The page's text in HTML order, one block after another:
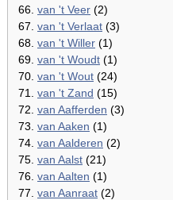
66. van 't Veer (2)
67. van 't Verlaat (3)
68. van 't Willer (1)
69. van 't Woudt (1)
70. van 't Wout (24)
71. van 't Zand (15)
72. van Aafferden (3)
73. van Aaken (1)
74. van Aalderen (2)
75. van Aalst (21)
76. van Aalten (1)
77. van Aanraat (2)